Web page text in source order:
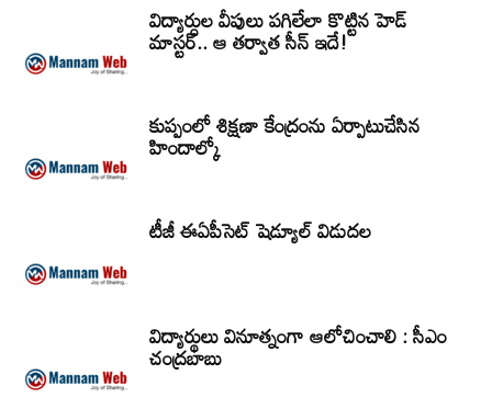
విద్యార్ధుల వీపులు పగిలేలా కొట్టిన హెడ్
మాస్టర్.. ఆ తర్వాత సీన్‌ ఇదే!
కుప్పంలో శిక్షణా కేంద్రంను ఏర్పాటుచేసిన
హిందాల్కో
టీజీ ఈఏపీసెట్‌ షెడ్యూల్‌ విడుదల
విద్యార్థులు వినూత్నంగా ఆలోచించాలి : సీఎం
చంద్రబాబు